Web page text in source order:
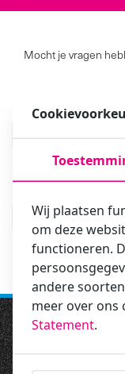
Mocht je vragen
Mail ons
Wij plaatsen
om deze
functioneren.
andere
meer over ons
Statement.